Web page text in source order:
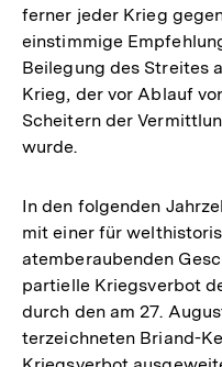
ferner jeder Krieg
einstimmige
Beilegung des Streites
Krieg, der vor Ablauf
Scheitern der
wurde.
In den folgenden
mit einer für
atemberaubenden
partielle Kriegsverbot
durch den am 27.
terzeichneten Briand-